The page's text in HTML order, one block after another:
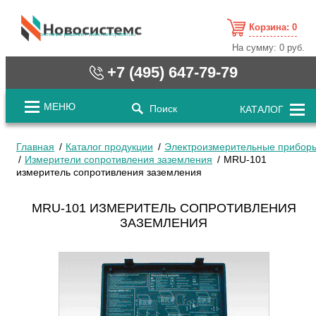
cистемные решения / www.novosystems.ru
Корзина: 0
На сумму:0 руб.
+7 (495) 647-79-79
МЕНЮ Поиск КАТАЛОГ
Главная Каталог продукции
Электроизмерительные
Измерители сопротивления заземления
MRU-101
измеритель сопротивления заземления
MRU-101 ИЗМЕРИТЕЛЬ СОПРОТИВЛЕНИЯ
ЗАЗЕМЛЕНИЯ